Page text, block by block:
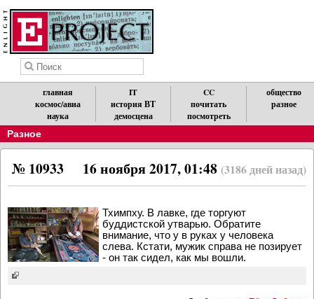
главная
космос/авиа
наука
IT
история ВТ
демосцена
CC
почитать
посмотреть
общество
разное
Разное
16 ноября 2017, 01:48 (3186 дней назад)
№ 10933
Тхимпху. В лавке, где торгуют
буддистской утварью. Обратите
внимание, что у в руках у человека
слева. Кстати, мужик справа не позирует
- он так сидел, как мы вошли.